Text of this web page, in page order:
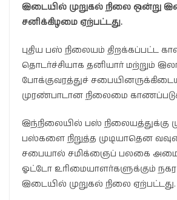
இடையில் முறுகல் நிலை ஒன்று
சனிக்கிழமை ஏற்பட்டது.
புதிய பஸ் நிலையம் திறக்கப்பட்ட
தொடர்ச்சியாக தனியார் மற்றும்
போக்குவரத்துச்
முரண்பாடான நிலைமை
இந்நிலையில் பஸ் நிலையத்துக்கு
பஸ்களை நிறுத்த முடியாதென
சபையால் சமிக்ஞைப் பலகை
ஓட்டோ உரிமையாளர்களுக்கும் நகர
இடையில் முறுகல் நிலை ஏற்பட்டது.